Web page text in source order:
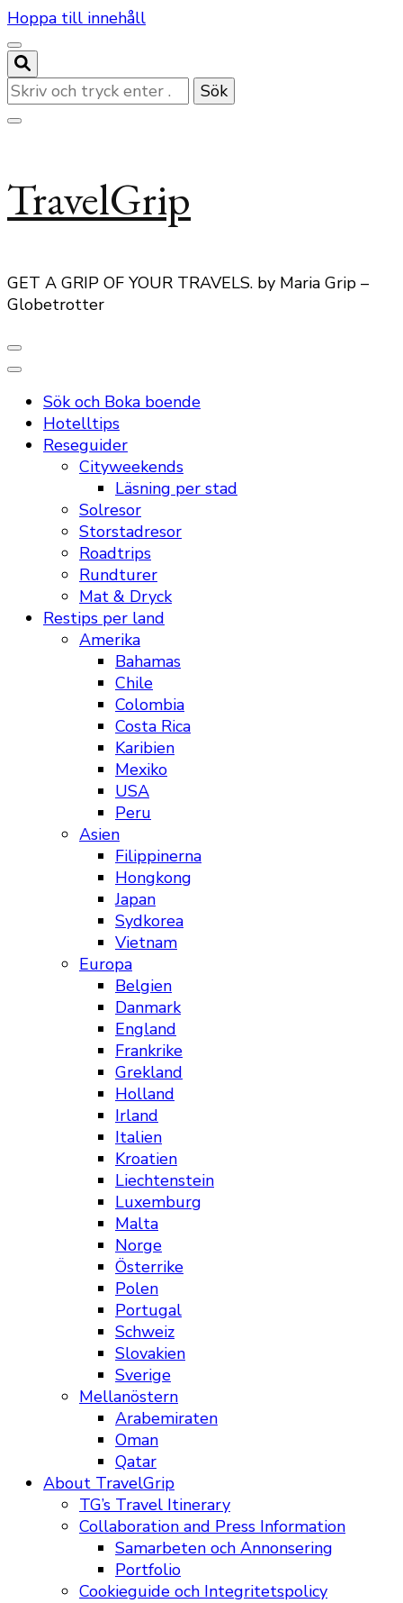
Hoppa till innehåll
Letar
du
efter
TravelGrip
GET A GRIP OF YOUR TRAVELS. by Maria Grip –
Globetrotter
Sök och Boka boende
Hotelltips
Reseguider
Cityweekends
Läsning per stad
Solresor
Storstadresor
Roadtrips
Rundturer
Mat & Dryck
Restips per land
Amerika
Bahamas
Chile
Colombia
Costa Rica
Karibien
Mexiko
USA
Peru
Asien
Filippinerna
Hongkong
Japan
Sydkorea
Vietnam
Europa
Belgien
Danmark
England
Frankrike
Grekland
Holland
Irland
Italien
Kroatien
Liechtenstein
Luxemburg
Malta
Norge
Österrike
Polen
Portugal
Schweiz
Slovakien
Sverige
Mellanöstern
Arabemiraten
Oman
Qatar
About TravelGrip
TG’s Travel Itinerary
Collaboration and Press Information
Samarbeten och Annonsering
Portfolio
Cookieguide och Integritetspolicy